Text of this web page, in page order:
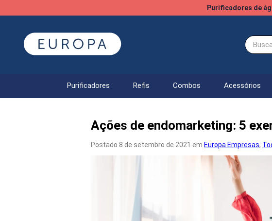
Purificadores de
Buscar
Purificadores Refis Combos Acessórios
Ações de endomarketing: 5
Postado 8 de setembro de 2021 em Europa Empresas,